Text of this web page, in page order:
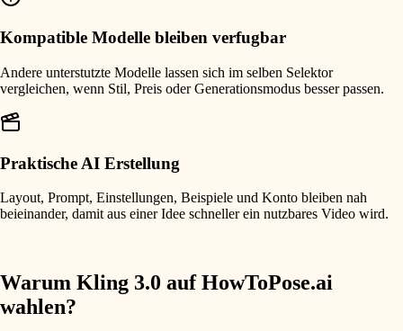
Kompatible Modelle bleiben verfugbar
Andere unterstutzte Modelle lassen sich im selben Selektor
vergleichen, wenn Stil, Preis oder Generationsmodus besser passen.
Praktische AI Erstellung
Layout, Prompt, Einstellungen, Beispiele und Konto bleiben nah
beieinander, damit aus einer Idee schneller ein nutzbares Video wird.
Warum Kling 3.0 auf HowToPose.ai
wahlen?